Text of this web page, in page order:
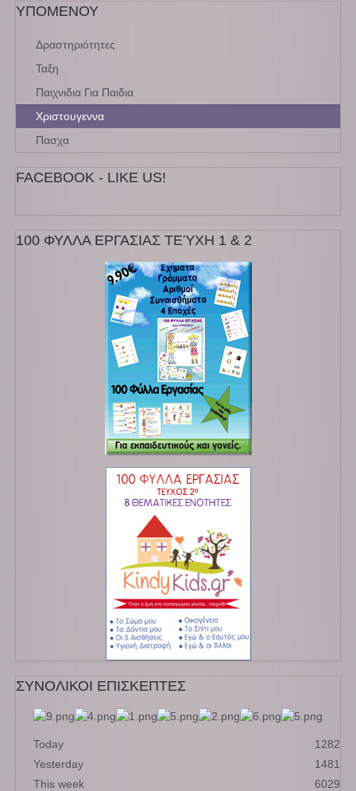
ΥΠΟΜΕΝΟΥ
Δραστηριότητες
Ταξη
Παιχνιδια Για Παιδια
Χριστουγεννα
Πασχα
FACEBOOK - LIKE US!
100 ΦΥΛΛΑ ΕΡΓΑΣΙΑΣ ΤΕΎΧΗ 1 & 2
ΣΥΝΟΛΙΚΟΙ ΕΠΙΣΚΕΠΤΕΣ
Today
1282
Yesterday
1481
This week
6029